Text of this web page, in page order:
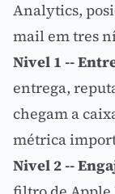
Analytics,
mail em tres
Nivel 1 --
entrega,
chegam a
métrica
Nivel 2 --